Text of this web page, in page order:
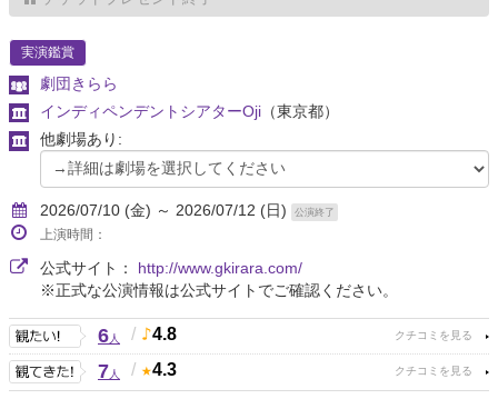
実演鑑賞
劇団きらら
インディペンデントシアターOji （東京都）
他劇場あり:
2026/07/10 (金) ～ 2026/07/12 (日) 公演終了
上演時間：
公式サイト： http://www.gkirara.com/
※正式な公演情報は公式サイトでご確認ください。
6人 / 4.8
7人 / 4.3